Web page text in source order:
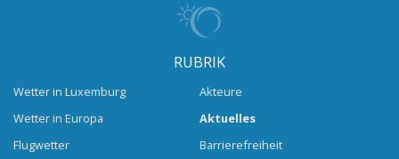
RUBRIK
Wetter in Luxemburg
Wetter in Europa
Flugwetter
Akteure
Aktuelles
Barrierefreiheit